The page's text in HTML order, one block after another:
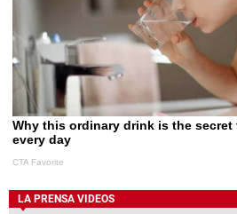
LA PRENSA VIDEOS